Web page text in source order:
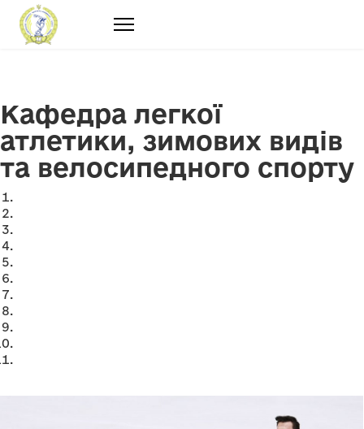
Кафедра легкої
атлетики, зимових видів
та велосипедного спорту